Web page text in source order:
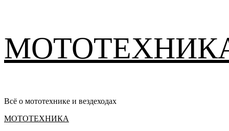
содержимому
Всё о мототехнике и вездеходах
Основное
МОТОТЕХНИКА